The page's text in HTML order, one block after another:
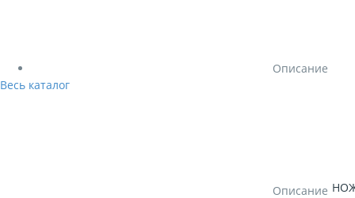
Весь каталог
Описание
Описание